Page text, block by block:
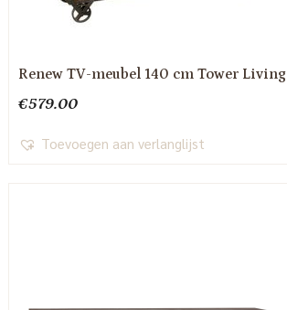
Renew TV-meubel 140 cm Tower Living
€579.00
Toevoegen aan verlanglijst